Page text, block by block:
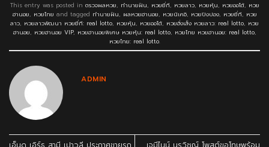
This entry was posted in ตรวจผลหวย, ทำนายฝัน, หวยยี่กี, หวยลาว, หวยหุ้น, หวยออโต้, หวย
ฮานอย, หวยไทย and tagged ทำนายฝัน, ผลหวยฮานอย, หวยนิเคอิ, หวยปิงปอง, หวยยี่กี, หวย
ลาว, หวยลาวพัฒนา หวยยี่กี: real lotto, หวยหุ้น, หวยออโต้, หวยฮั่งเส็ง หวยลาว: real lotto, หวย
ฮานอย, หวยฮานอย VIP, หวยฮานอยพิเศษ หวยหุ้น: real lotto, หวยไทย หวยฮานอย: real lotto,
หวยไทย: real lotto.
ADMIN